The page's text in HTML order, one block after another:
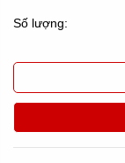
Số lượng: